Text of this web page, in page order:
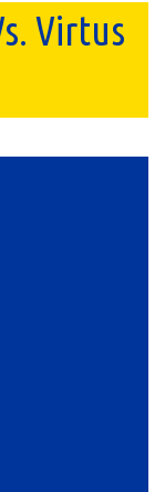
Virtus